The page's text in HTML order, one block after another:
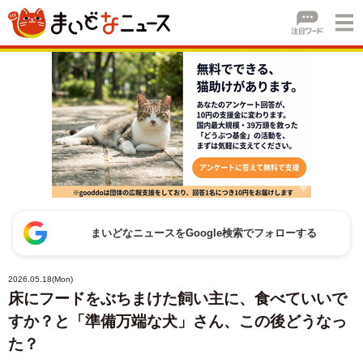
まいどなニュースをGoogle検索でフォローする
2026.05.18(Mon)
床にフードをぶちまけた飼い主に、食べていいで
すか？と「準備万端な犬」さん、この後どうなっ
た？